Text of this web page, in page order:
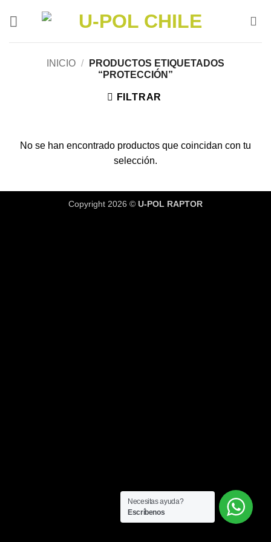
INICIO /
PRODUCTOS ETIQUETADOS
“PROTECCIÓN”
FILTRAR
No se han encontrado productos que coincidan con tu
selección.
Copyright 2026 © U-POL RAPTOR
Necesitas ayuda?
Escríbenos